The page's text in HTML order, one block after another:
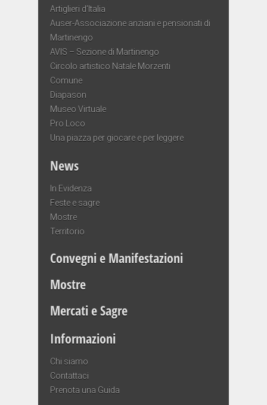
Artiglieri d’Italia
Auser-Associazione anziani e pensionati di
Martinengo
AVIS – Sezione di Martinengo
Circolo artistico Natale Morzenti
Comune
Diapason
Museo Virtuale
Pro Loco
Una piazza per giocare e per leggere
News
In Evidenza
Feste e sagre
Mostre
Territorio
Convegni e Manifestazioni
Mostre
Mercati e Sagre
Informazioni
Chi siamo
Contattaci
Prenota una Guida